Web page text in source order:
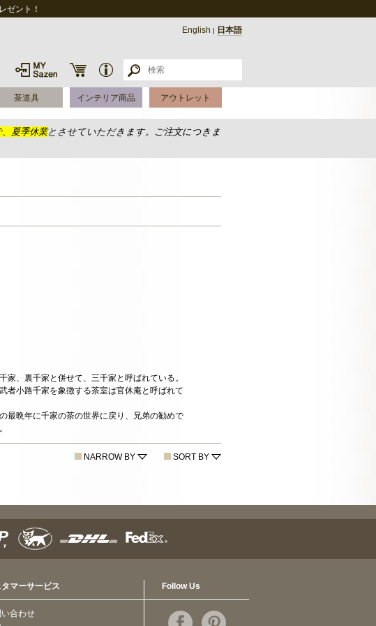
ゼント！
English | 日本語
茶道具 インテリア商品 アウトレット
夏季休業とさせていただきます。ご注文につきま
、裏千家と併せて、三千家と呼ばれている。
者小路千家を象徴する茶室は官休庵と呼ばれて
最晩年に千家の茶の世界に戻り、兄弟の勧めで
SORT BY
NARROW BY
タマーサービス
い合わせ
Follow Us